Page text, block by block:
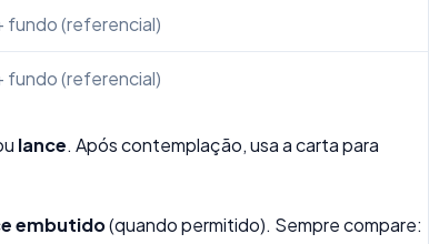
fundo (referencial)
fundo (referencial)
lance. Após contemplação, usa a carta para
embutido(quando permitido). Sempre compare: